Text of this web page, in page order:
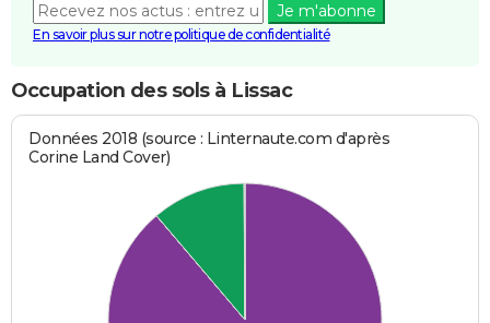
Je m'abonne
En savoir plus sur notre politique de confidentialité
Occupation des sols à Lissac
Données 2018 (source : Linternaute.com d'après
Corine Land Cover)